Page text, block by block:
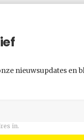
nieuwsupdates en
in.